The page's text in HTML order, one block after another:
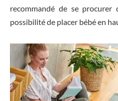
recommandé de se
possibilité de placer bébé en